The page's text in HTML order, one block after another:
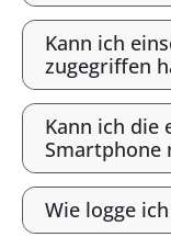
Kann ich
zugegriffen
Kann ich die
Smartphone
Wie logge